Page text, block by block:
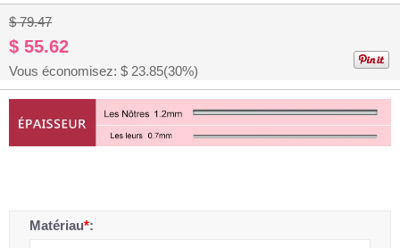
$ 79.47
$ 55.62
Vous économisez: $ 23.85(30%)
Matériau*: